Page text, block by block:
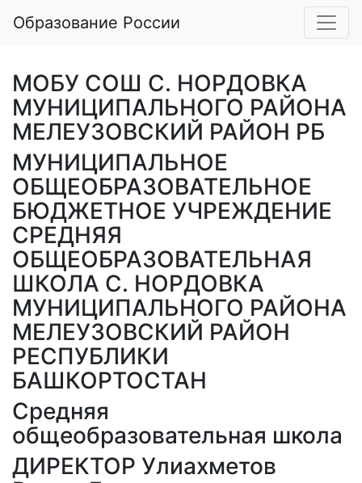
Образование России
МОБУ СОШ С. НОРДОВКА
МУНИЦИПАЛЬНОГО РАЙОНА
МЕЛЕУЗОВСКИЙ РАЙОН РБ
МУНИЦИПАЛЬНОЕ
ОБЩЕОБРАЗОВАТЕЛЬНОЕ
БЮДЖЕТНОЕ УЧРЕЖДЕНИЕ
СРЕДНЯЯ
ОБЩЕОБРАЗОВАТЕЛЬНАЯ
ШКОЛА С. НОРДОВКА
МУНИЦИПАЛЬНОГО РАЙОНА
МЕЛЕУЗОВСКИЙ РАЙОН
РЕСПУБЛИКИ
БАШКОРТОСТАН
Средняя
общеобразовательная школа
ДИРЕКТОР Улиахметов